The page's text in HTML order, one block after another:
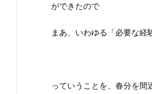
ができたので
まあ、いわゆる「必要な経
っていうことを、春分を